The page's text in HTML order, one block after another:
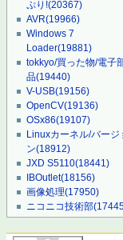
ぷり!(20367)
AVR(19966)
Windows 7
Loader(19881)
tokkyo/買った物/電子
品(19440)
V-USB(19156)
OpenCV(19136)
OSx86(19107)
Linuxカーネル/バージ
ン(18912)
JXD S5110(18441)
IBOutlet(18156)
画像処理(17950)
ニコニコ技術部